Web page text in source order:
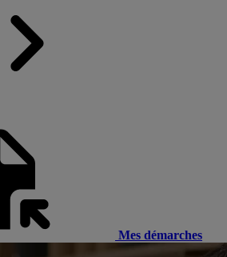
Mes démarches